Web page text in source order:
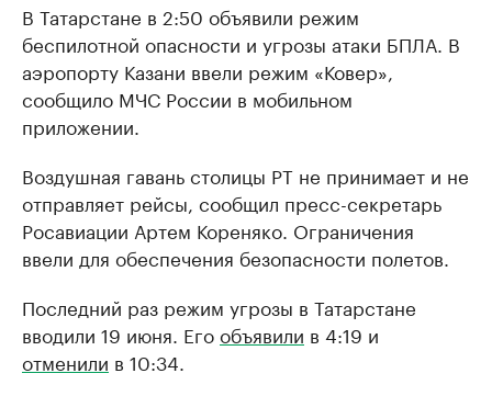
В Татарстане в 2:50 объявили режим
беспилотной опасности и угрозы атаки БПЛА. В
аэропорту Казани ввели режим «Ковер»,
сообщило МЧС России в мобильном
приложении.
Воздушная гавань столицы РТ не принимает и не
отправляет рейсы, сообщил пресс-секретарь
Росавиации Артем Кореняко. Ограничения
ввели для обеспечения безопасности полетов.
Последний раз режим угрозы в Татарстане
вводили 19 июня. Егообъявили в 4:19 и
отменили в 10:34.